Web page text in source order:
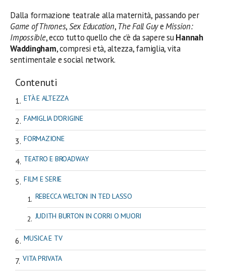
Dalla formazione teatrale alla maternità, passando per
Game of Thrones,Sex Education, The Fall GuyeMission:
Impossible, ecco tutto quello che c’è da sapere suHannah
Waddingham, compresi età, altezza, famiglia, vita
sentimentale e social network.
Contenuti
ETÀ E ALTEZZA
FAMIGLIA D'ORIGINE
FORMAZIONE
TEATRO E BROADWAY
FILM E SERIE
REBECCA WELTON IN TED LASSO
JUDITH BURTON IN CORRI O MUORI
MUSICA E TV
VITA PRIVATA